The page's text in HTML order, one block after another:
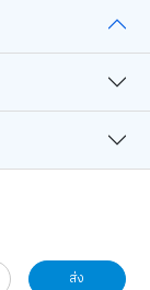
ส่ง